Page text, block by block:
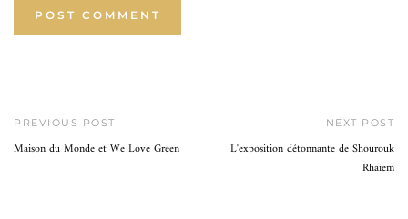
PREVIOUS POST
Maison du Monde et We Love Green
NEXT POST
L'exposition détonnante de Shourouk
Rhaiem